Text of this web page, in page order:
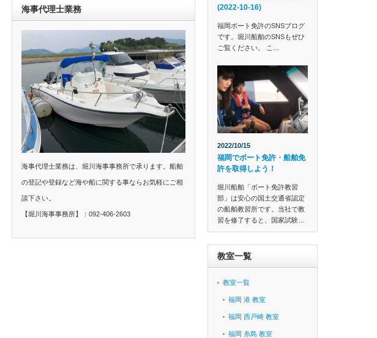
海事代理士業務
海事代理士業務は、堀川海事事務所で承ります。船舶
の登記や登録など海や船に関する事ならお気軽にご相
談下さい。
【堀川海事事務所】：092-406-2603
(2022-10-16)
福岡ボート免許のSNSブログ
です。堀川船舶のSNSもぜひ
ご覧ください。 こ…
2022/10/15
福岡でボート免許・船舶免
許を取得しよう！
堀川船舶「ボート免許教習
部」は安心の国土交通省認定
の船舶教習所です。当社で教
習を修了すると、国家試験…
教室一覧
教室一覧
福岡 港 教室
福岡 西戸崎 教室
福岡 糸島 教室